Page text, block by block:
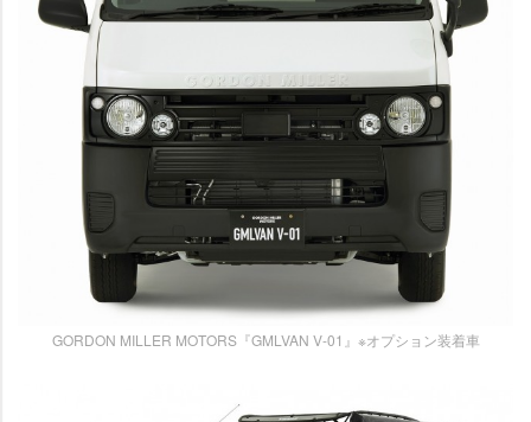
GORDON MILLER MOTORS『GMLVAN V-01』※オプション装着車